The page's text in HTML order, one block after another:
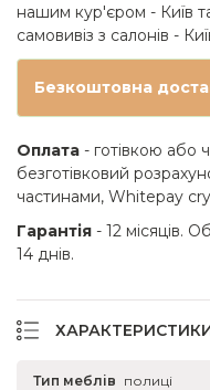
нашим кур'єром - Київ
самовивіз з салонів -
Безкоштовна
Оплата - готівкою або
безготівковий
частинами, Whitepay
Гарантія - 12 місяців.
14 днів.
Тип меблів полиці